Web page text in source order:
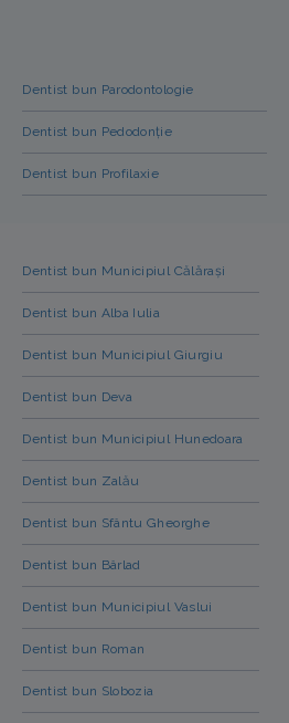
Dentist bun Parodontologie
Dentist bun Pedodonție
Dentist bun Profilaxie
Dentist bun Municipiul Călărași
Dentist bun Alba Iulia
Dentist bun Municipiul Giurgiu
Dentist bun Deva
Dentist bun Municipiul Hunedoara
Dentist bun Zalău
Dentist bun Sfântu Gheorghe
Dentist bun Bârlad
Dentist bun Municipiul Vaslui
Dentist bun Roman
Dentist bun Slobozia